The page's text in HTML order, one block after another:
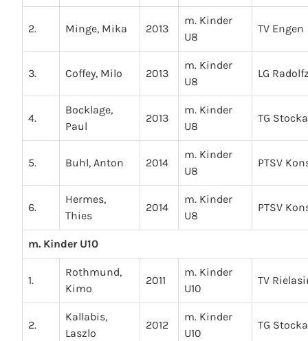
2. Minge, Mika 2013
m. Kinder
U8
TV Engen
3. Coffey, Milo 2013
m. Kinder
U8
LG
4.
Bocklage,
Paul
2013
m. Kinder
U8
TG
5. Buhl, Anton 2014
m. Kinder
U8
PTSV
6.
Hermes,
Thies
2014
m. Kinder
U8
PTSV
m. Kinder U10
1.
Rothmund,
Kimo
2011
m. Kinder
U10
TV
2.
Kallabis,
Laszlo
2012
m. Kinder
U10
TG